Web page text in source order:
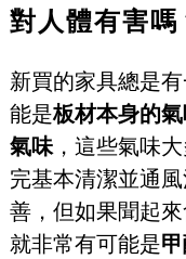
對人體有害嗎
新買的家具總是
能是板材本身的
氣味，這些氣味
完基本清潔並通
善，但如果聞起
就非常有可能是